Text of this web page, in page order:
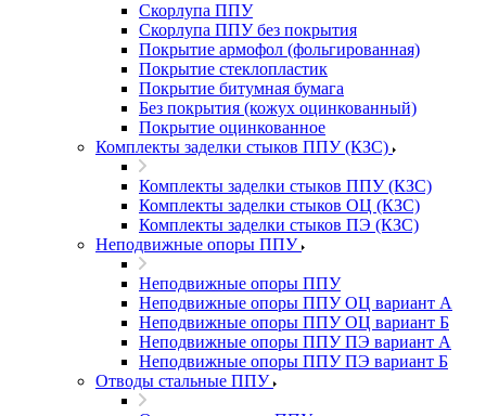
Скорлупа ППУ
Скорлупа ППУ без покрытия
Покрытие армофол (фольгированная)
Покрытие стеклопластик
Покрытие битумная бумага
Без покрытия (кожух оцинкованный)
Покрытие оцинкованное
Комплекты заделки стыков ППУ (КЗС)
Комплекты заделки стыков ППУ (КЗС)
Комплекты заделки стыков ОЦ (КЗС)
Комплекты заделки стыков ПЭ (КЗС)
Неподвижные опоры ППУ
Неподвижные опоры ППУ
Неподвижные опоры ППУ ОЦ вариант А
Неподвижные опоры ППУ ОЦ вариант Б
Неподвижные опоры ППУ ПЭ вариант А
Неподвижные опоры ППУ ПЭ вариант Б
Отводы стальные ППУ